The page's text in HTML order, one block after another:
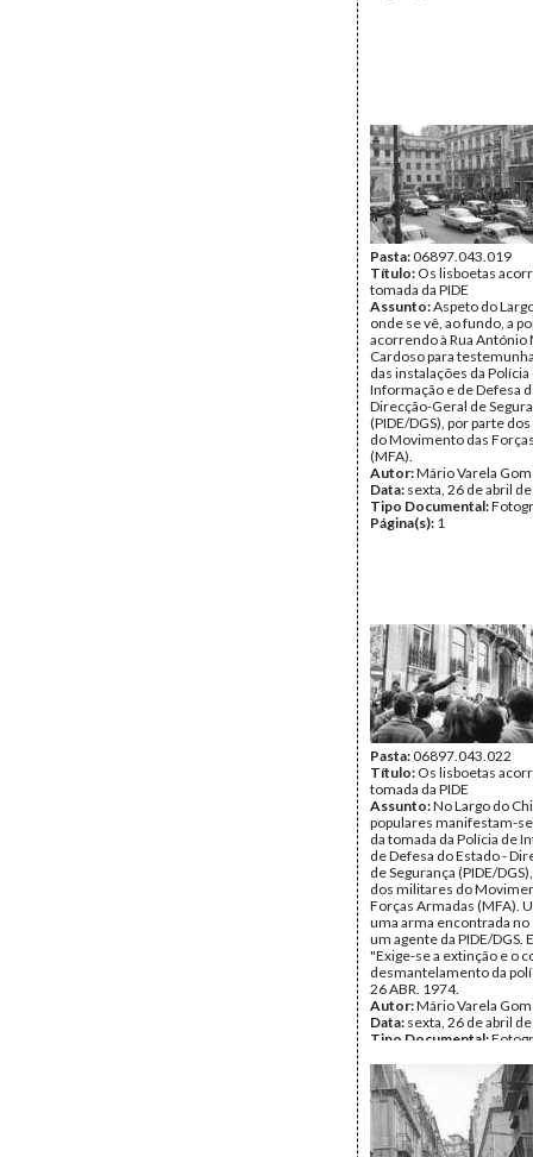
Pasta:06897.043.019
Título: Os lisboetas
tomada da PIDE
Assunto:Aspeto do
onde se vê, ao fundo, a
acorrendo à Rua António
Cardoso para
das instalações da Polícia
Informação e de Defesa
Direcção-Geral de
(PIDE/DGS), por parte
do Movimento das
(MFA).
Autor:Mário Varela
Data: sexta, 26 de abril
Tipo Documental:
Página(s): 1
Pasta:06897.043.022
Título: Os lisboetas
tomada da PIDE
Assunto:No Largo do
populares manifestam-
da tomada da Polícia de
de Defesa do Estado -
de Segurança (PIDE/
dos militares do
Forças Armadas (MFA).
uma arma encontrada no
um agente da PIDE/DGS.
"Exige-se a extinção e o
desmantelamento da
26 ABR. 1974.
Autor:Mário Varela
Data: sexta, 26 de abril
Tipo Documental: